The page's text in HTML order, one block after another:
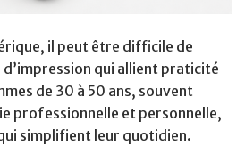
il peut être difficile de
qui allient praticité
de 30 à 50 ans, souvent
professionnelle et personnelle,
simplifient leur quotidien.